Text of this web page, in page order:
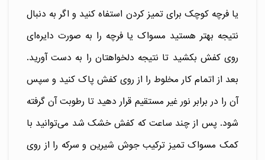
یا فرچه کوچک برای تمیز کردن استفاه کنید و اگر به دنبال
نتیجه بهتر هستید مسواک یا فرچه را به صورت دایره‌ای
روی کفش بکشید تا نتیجه دلخواهتان را به دست آورید.
بعد از اتمام کار مخلوط را از روی کفش پاک کنید و سپس
آن را در برابر نور غیر مستقیم قرار دهید تا رطوبت آن گرفته
شود. پس از چند ساعت که کفش خشک شد می‌توانید با
کمک مسواک تمیز ترکیب جوش شیرین و سرکه را از روی